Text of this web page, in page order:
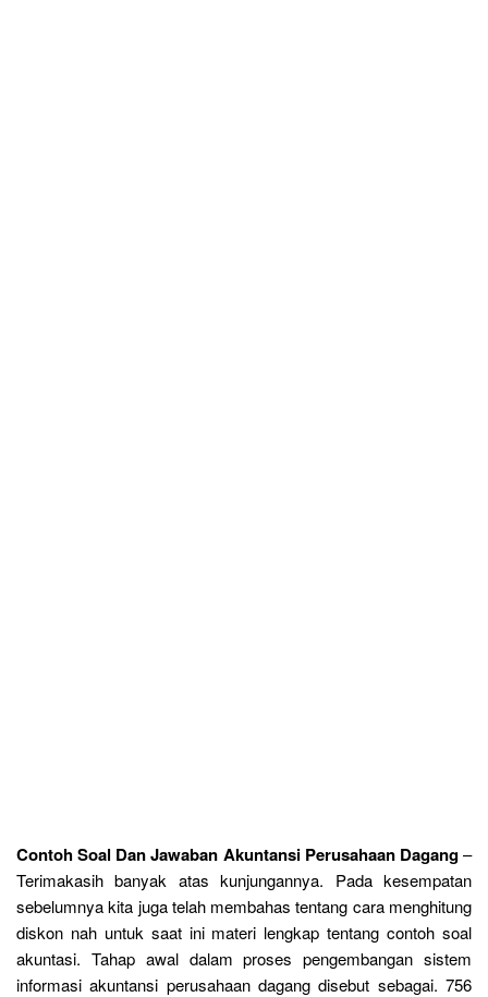
Contoh Soal Dan Jawaban Akuntansi Perusahaan Dagang–
Terimakasih banyak atas kunjungannya. Pada kesempatan
sebelumnya kita juga telah membahas tentang cara menghitung
diskon nah untuk saat ini materi lengkap tentang contoh soal
akuntasi. Tahap awal dalam proses pengembangan sistem
informasi akuntansi perusahaan dagang disebut sebagai. 756